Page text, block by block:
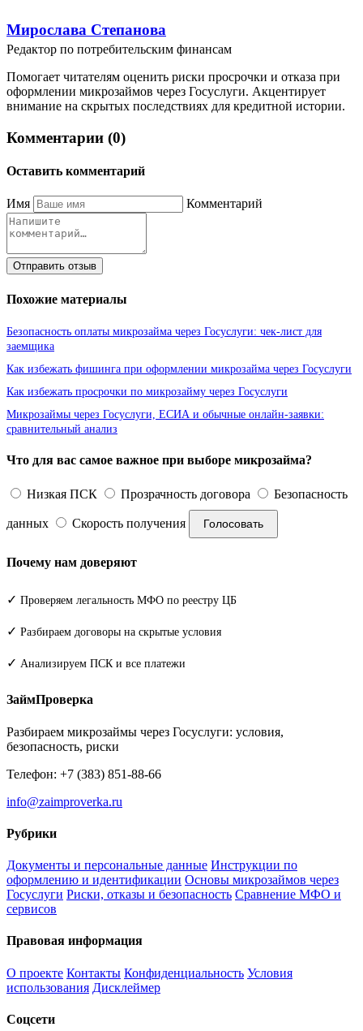
Мирослава Степанова
Редактор по потребительским финансам
Помогает читателям оценить риски просрочки и отказа при
оформлении микрозаймов через Госуслуги. Акцентирует
внимание на скрытых последствиях для кредитной истории.
Комментарии (0)
Оставить комментарий
Имя Комментарий
Отправить отзыв
Похожие материалы
Безопасность оплаты микрозайма через Госуслуги: чек-лист для
заемщика
Как избежать фишинга при оформлении микрозайма через Госуслуги
Как избежать просрочки по микрозайму через Госуслуги
Микрозаймы через Госуслуги, ЕСИА и обычные онлайн-заявки:
сравнительный анализ
Что для вас самое важное при выборе микрозайма?
Низкая ПСК Прозрачность договора Безопасность
данных Скорость получения Голосовать
Почему нам доверяют
✓ Проверяем легальность МФО по реестру ЦБ
✓ Разбираем договоры на скрытые условия
✓ Анализируем ПСК и все платежи
ЗаймПроверка
Разбираем микрозаймы через Госуслуги: условия,
безопасность, риски
Телефон: +7 (383) 851-88-66
info@zaimproverka.ru
Рубрики
Документы и персональные данные Инструкции по
оформлению и идентификации Основы микрозаймов через
Госуслуги Риски, отказы и безопасность Сравнение МФО и
сервисов
Правовая информация
О проекте Контакты Конфиденциальность Условия
использования Дисклеймер
Соцсети